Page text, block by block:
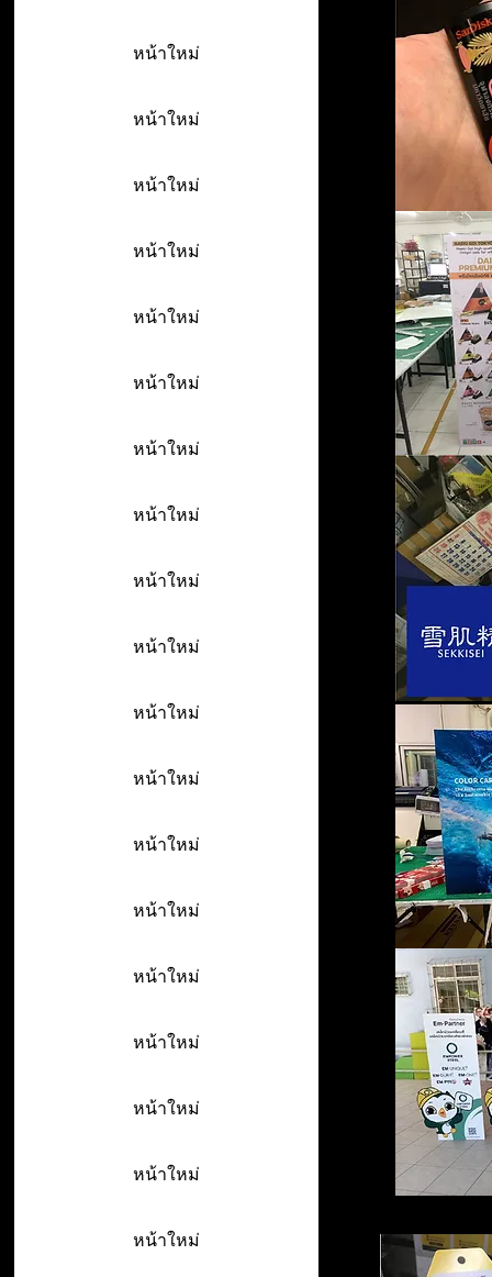
หน้าใหม่
หน้าใหม่
หน้าใหม่
หน้าใหม่
หน้าใหม่
หน้าใหม่
หน้าใหม่
หน้าใหม่
หน้าใหม่
หน้าใหม่
หน้าใหม่
หน้าใหม่
หน้าใหม่
หน้าใหม่
หน้าใหม่
หน้าใหม่
หน้าใหม่
หน้าใหม่
หน้าใหม่